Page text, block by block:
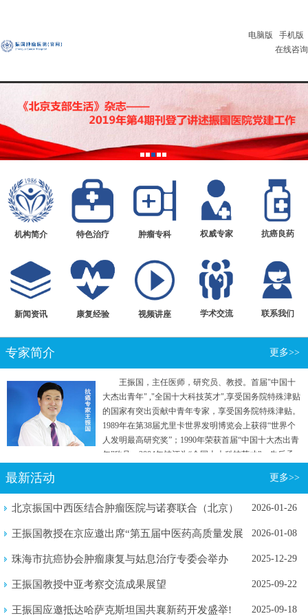
电脑版
手机版
在线咨询
机构简介 特色治疗 肿瘤专科 权威专家 抗癌良药
新闻资讯 康复经验 视频讲座 学术交流 联系我们
专家简介 更多>>
王振国，主任医师，研究员、教授。首届"中国十
大杰出青年" ,"全国十大科技英才",享受国务院特殊津贴
的国家有突出贡献中青年专家，享受国务院特殊津贴。
1989年在第38届尤里卡世界发明博览会上获得“世界个
人发明最高研究奖”；1990年荣获首届“中国十大杰出青
年”称号；2004年被评为“全国十大科技英才”。先后承
项目。曾参加国家行政学院两院院士和专家理论研究
最新活动 更多>>
北京振国中西医结合肿瘤医院与诺赛联合（北京）
2026-01-26
王振国教授在京应邀出席“第五届中医药高质量发展
2026-01-08
珠海市抗癌协会肿瘤康复与姑息治疗专委会举办
2025-12-29
王振国教授中亚考察交流成果展望 2025-09-22
王振国应邀抵达哈萨克斯坦国共襄新药开发盛举! 2025-09-18